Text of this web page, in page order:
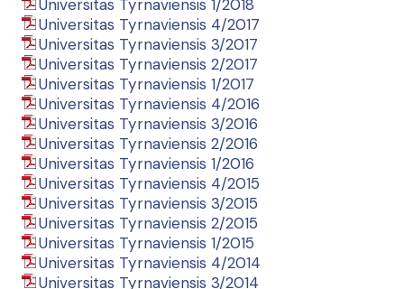
Universitas Tyrnaviensis 1/2018
Universitas Tyrnaviensis 4/2017
Universitas Tyrnaviensis 3/2017
Universitas Tyrnaviensis 2/2017
Universitas Tyrnaviensis 1/2017
Universitas Tyrnaviensis 4/2016
Universitas Tyrnaviensis 3/2016
Universitas Tyrnaviensis 2/2016
Universitas Tyrnaviensis 1/2016
Universitas Tyrnaviensis 4/2015
Universitas Tyrnaviensis 3/2015
Universitas Tyrnaviensis 2/2015
Universitas Tyrnaviensis 1/2015
Universitas Tyrnaviensis 4/2014
Universitas Tyrnaviensis 3/2014